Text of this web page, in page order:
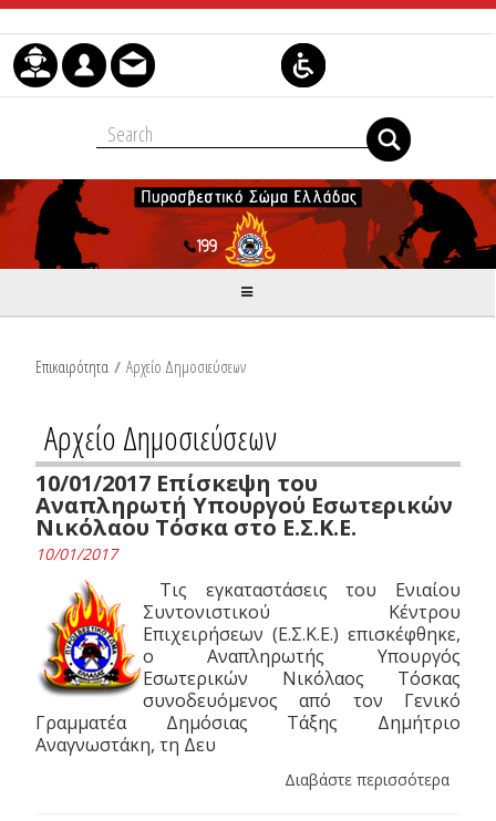
Skip to Content
Επικαιρότητα / Αρχείο Δημοσιεύσεων
Αρχείο Δημοσιεύσεων
10/01/2017 Επίσκεψη του
Αναπληρωτή Υπουργού Εσωτερικών
Νικόλαου Τόσκα στο Ε.Σ.Κ.Ε.
10/01/2017
Τις εγκαταστάσεις του Ενιαίου
Συντονιστικού Κέντρου
Επιχειρήσεων (Ε.Σ.Κ.Ε.) επισκέφθηκε,
ο Αναπληρωτής Υπουργός
Εσωτερικών Νικόλαος Τόσκας
συνοδευόμενος από τον Γενικό
Γραμματέα Δημόσιας Τάξης Δημήτριο
Αναγνωστάκη, τη Δευ
Διαβάστε περισσότερα